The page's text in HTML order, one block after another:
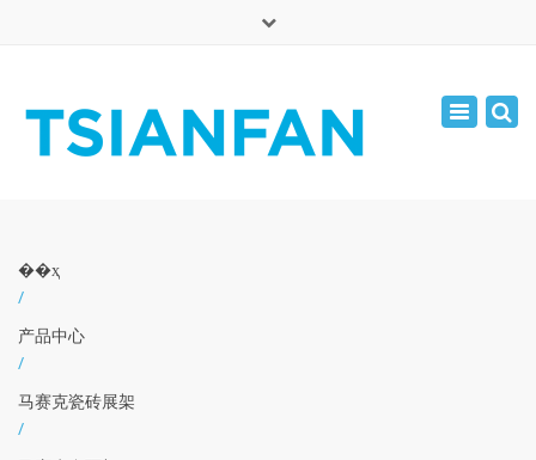
周一 - 周六: 7:00 - 17:00
Toggle
��ҳ
/
产品中心
/
马赛克瓷砖展架
/